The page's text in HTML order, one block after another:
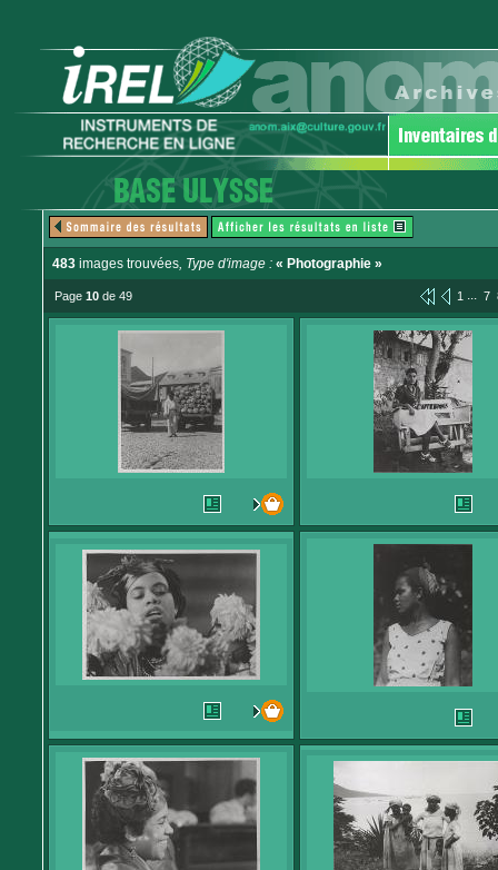
483 images trouvées, Type d'image : « Photographie »
Page 10 de 49 1 ... 7